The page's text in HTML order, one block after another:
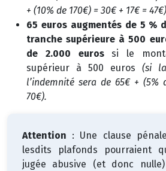
+ (10% de 170€) = 30€ + 17€ = 47€)
65 euros augmentés de 5 %
tranche supérieure à 500
de 2.000 eurossi le
supérieur à 500 euros (si
l’indemnité sera de 65€ + (5%
70€).
Attention : Une clause
lesdits plafonds pourraient
jugée abusive (et donc